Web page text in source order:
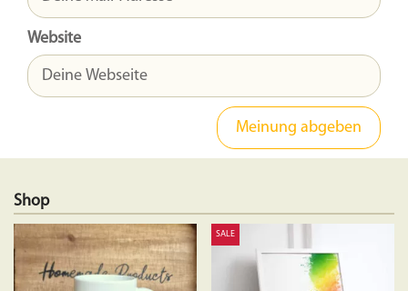
Website
Shop
SALE